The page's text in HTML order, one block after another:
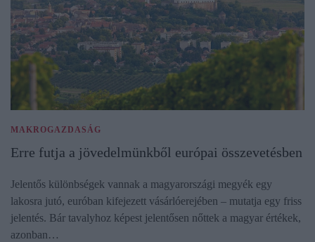
MAKROGAZDASÁG
Erre futja a jövedelmünkből európai összevetésben
Jelentős különbségek vannak a magyarországi megyék egy
lakosra jutó, euróban kifejezett vásárlóerejében – mutatja egy friss
jelentés. Bár tavalyhoz képest jelentősen nőttek a magyar értékek,
azonban…